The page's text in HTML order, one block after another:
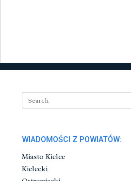
WIADOMOŚCI Z POWIATÓW:
Miasto Kielce
Kielecki